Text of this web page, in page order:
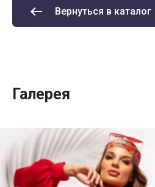
Вернуться в каталог
Галерея